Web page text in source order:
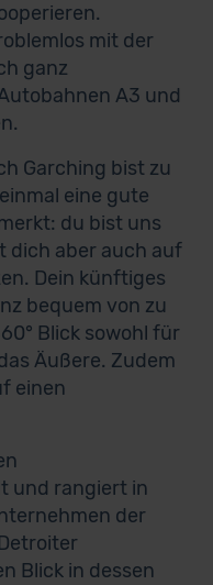
mit der
ganz
A3 und
Garching bist zu
eine gute
du bist uns
dich aber auch auf
Dein künftiges
bequem von zu
Blick sowohl für
Äußere. Zudem
einen
und rangiert in
der
Blick in dessen